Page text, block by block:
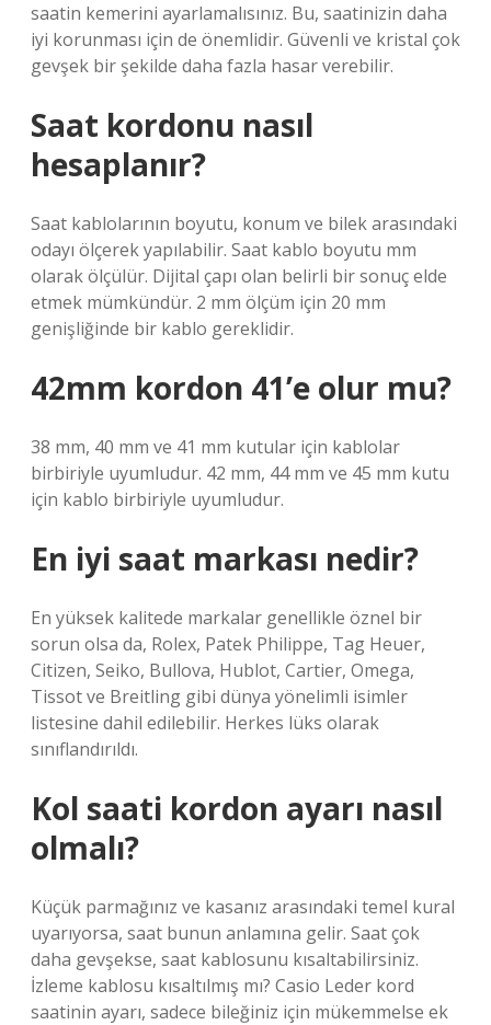
saatin kemerini ayarlamalısınız. Bu, saatinizin daha
iyi korunması için de önemlidir. Güvenli ve kristal çok
gevşek bir şekilde daha fazla hasar verebilir.
Saat kordonu nasıl
hesaplanır?
Saat kablolarının boyutu, konum ve bilek arasındaki
odayı ölçerek yapılabilir. Saat kablo boyutu mm
olarak ölçülür. Dijital çapı olan belirli bir sonuç elde
etmek mümkündür. 2 mm ölçüm için 20 mm
genişliğinde bir kablo gereklidir.
42mm kordon 41’e olur mu?
38 mm, 40 mm ve 41 mm kutular için kablolar
birbiriyle uyumludur. 42 mm, 44 mm ve 45 mm kutu
için kablo birbiriyle uyumludur.
En iyi saat markası nedir?
En yüksek kalitede markalar genellikle öznel bir
sorun olsa da, Rolex, Patek Philippe, Tag Heuer,
Citizen, Seiko, Bullova, Hublot, Cartier, Omega,
Tissot ve Breitling gibi dünya yönelimli isimler
listesine dahil edilebilir. Herkes lüks olarak
sınıflandırıldı.
Kol saati kordon ayarı nasıl
olmalı?
Küçük parmağınız ve kasanız arasındaki temel kural
uyarıyorsa, saat bunun anlamına gelir. Saat çok
daha gevşekse, saat kablosunu kısaltabilirsiniz.
İzleme kablosu kısaltılmış mı? Casio Leder kord
saatinin ayarı, sadece bileğiniz için mükemmelse ek